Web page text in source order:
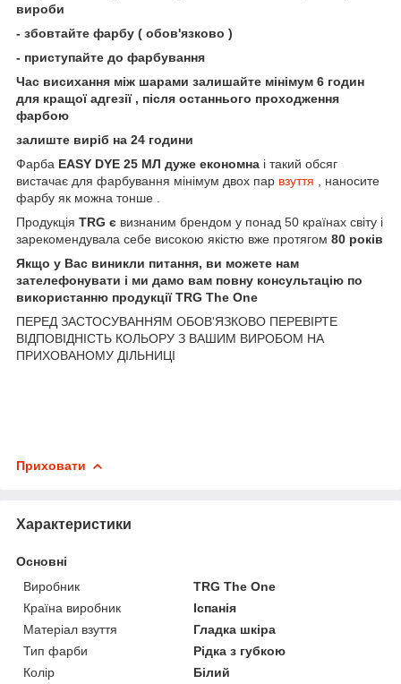
вироби
- збовтайте фарбу ( обов'язково )
- приступайте до фарбування
Час висихання між шарами залишайте мінімум 6 годин
для кращої адгезії , після останнього проходження
фарбою
залиште виріб на 24 години
Фарба EASY DYE 25 МЛ дуже економна і такий обсяг
вистачає для фарбування мінімум двох пар взуття , наносите
фарбу як можна тонше .
Продукція TRG є визнаним брендом у понад 50 країнах світу і
зарекомендувала себе високою якістю вже протягом 80 років
Якщо у Вас виникли питання, ви можете нам
зателефонувати і ми дамо вам повну консультацію по
використанню продукції TRG The One
ПЕРЕД ЗАСТОСУВАННЯМ ОБОВ'ЯЗКОВО ПЕРЕВІРТЕ
ВІДПОВІДНІСТЬ КОЛЬОРУ З ВАШИМ ВИРОБОМ НА
ПРИХОВАНОМУ ДІЛЬНИЦІ
Приховати
Характеристики
Основні
Виробник
TRG The One
Країна виробник
Іспанія
Матеріал взуття
Гладка шкіра
Тип фарби
Рідка з губкою
Колір
Білий